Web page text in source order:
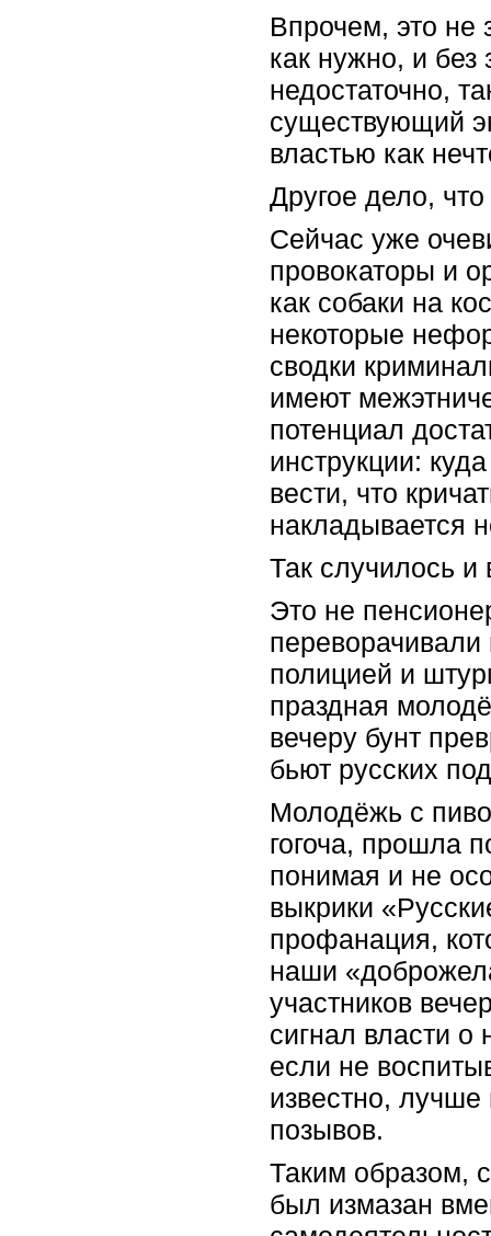
Впрочем, это не
как нужно, и без
недостаточно,
существующий
властью как
Другое дело,
Сейчас уже
провокаторы и
как собаки на
некоторые
сводки
имеют
потенциал
инструкции:
вести, что
накладывается
Так случилось и
Это не
полицией и
праздная
вечеру бунт
бьют русских
Молодёжь с
гогоча, прошла
понимая и не
выкрики
профанация,
наши
участников
сигнал власти
если не
известно, лучше
позывов.
Таким образом,
был измазан